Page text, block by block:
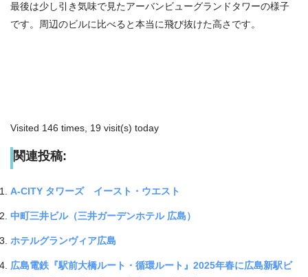
最後は少し引き気味で見たアーバンビューグランドタワーの様子
です。周辺のビルに比べると本当に飛び抜けた高さです。
Visited 146 times, 19 visit(s) today
関連投稿:
A-CITY タワーズ イースト・ウエスト
中町三井ビル（三井ガーデンホテル 広島）
ホテルグランヴィア広島
広島電鉄『駅前大橋ルート・循環ルート』2025年春に広島新駅ビ